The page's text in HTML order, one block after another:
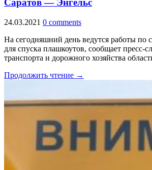
Саратов — Энгельс
24.03.2021 0 comments
На сегодняшний день ведутся работы по
для спуска плашкоутов, сообщает пресс-
транспорта и дорожного хозяйства
Продолжить чтение →